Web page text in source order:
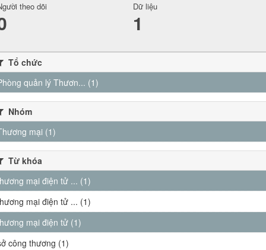
theo dõi Dữ liệu
1
Tổ chức
quản lý Thươn... (1)
Nhóm
mại (1)
Từ khóa
mại điện tử ... (1)
mại điện tử ... (1)
mại điện tử (1)
công thương (1)